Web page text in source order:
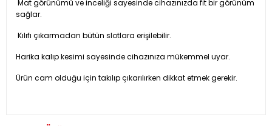
Mat görünümü ve inceliği sayesinde cihazınızda fit bir görünüm
sağlar.
Kılıfı çıkarmadan bütün slotlara erişilebilir.
Harika kalıp kesimi sayesinde cihazınıza mükemmel uyar.
Ürün cam olduğu için takılıp çıkarılırken dikkat etmek gerekir.